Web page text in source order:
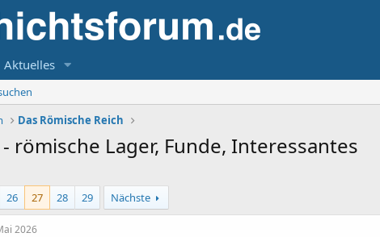
Aktuelles
Das Römische Reich
römische Lager, Funde, Interessantes
26 27 28 29 Nächste
2026